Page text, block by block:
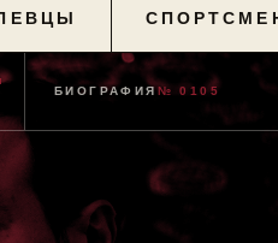
БИОГРАФИЯ№ 0105